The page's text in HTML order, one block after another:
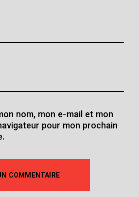
nom, mon e-mail et mon
pour mon prochain
COMMENTAIRE